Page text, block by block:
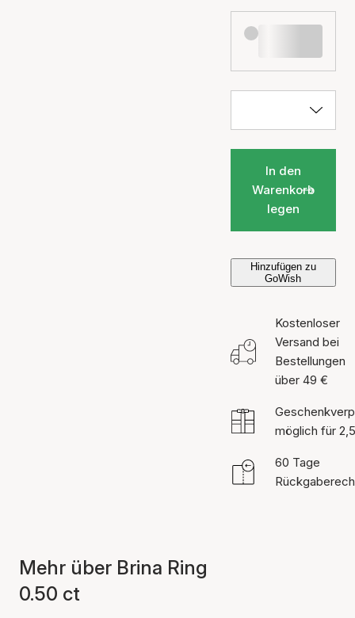
In den
Warenkorb
legen
Hinzufügen zu
GoWish
Kostenloser
Versand bei
Bestellungen
über 49 €
möglich für
60 Tage
Mehr über Brina Ring
0.50 ct